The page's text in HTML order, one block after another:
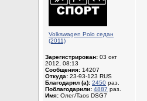
Volkswagen Polo седан
(2011)
Зарегистрирован: 03 окт
2012, 08:13
Сообщения: 14207
Откуда: 23-93-123 RUS
Благодарил (а): 2450 раз.
Поблагодарили: 4887 раз.
Имя: Олег/Taos DSG7